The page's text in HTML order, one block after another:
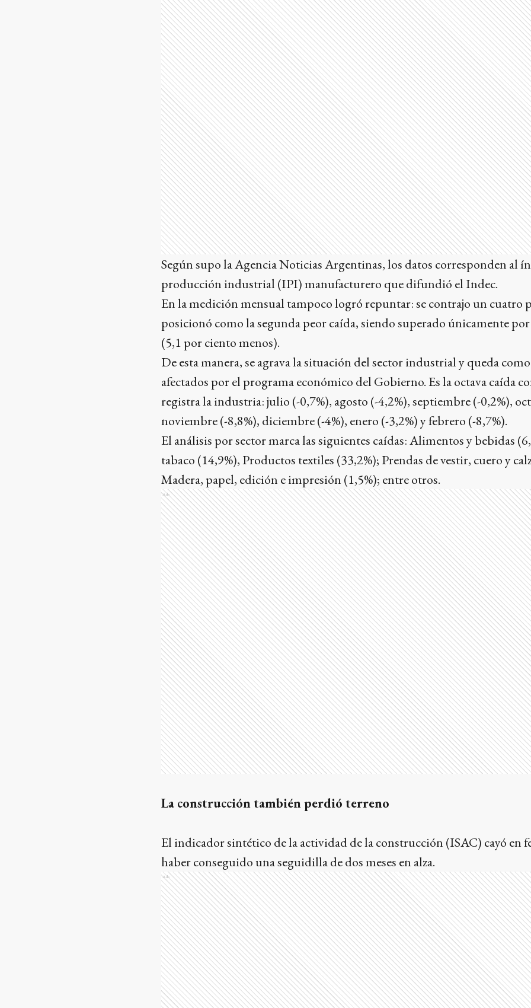
Según supo la Agencia Noticias Argentinas, los datos corresponden al
producción industrial (IPI) manufacturero que difundió el Indec.
En la medición mensual tampoco logró repuntar: se contrajo un cuatro
posicionó como la segunda peor caída, siendo superado únicamente
(5,1 por ciento menos).
De esta manera, se agrava la situación del sector industrial y queda
afectados por el programa económico del Gobierno. Es la octava caída
registra la industria: julio (-0,7%), agosto (-4,2%), septiembre (-0,2%),
noviembre (-8,8%), diciembre (-4%), enero (-3,2%) y febrero (-8,7%).
El análisis por sector marca las siguientes caídas: Alimentos y bebidas
tabaco (14,9%), Productos textiles (33,2%); Prendas de vestir, cuero y
Madera, papel, edición e impresión (1,5%); entre otros.
Ads
La construcción también perdió terreno
El indicador sintético de la actividad de la construcción (ISAC) cayó en
haber conseguido una seguidilla de dos meses en alza.
Ads